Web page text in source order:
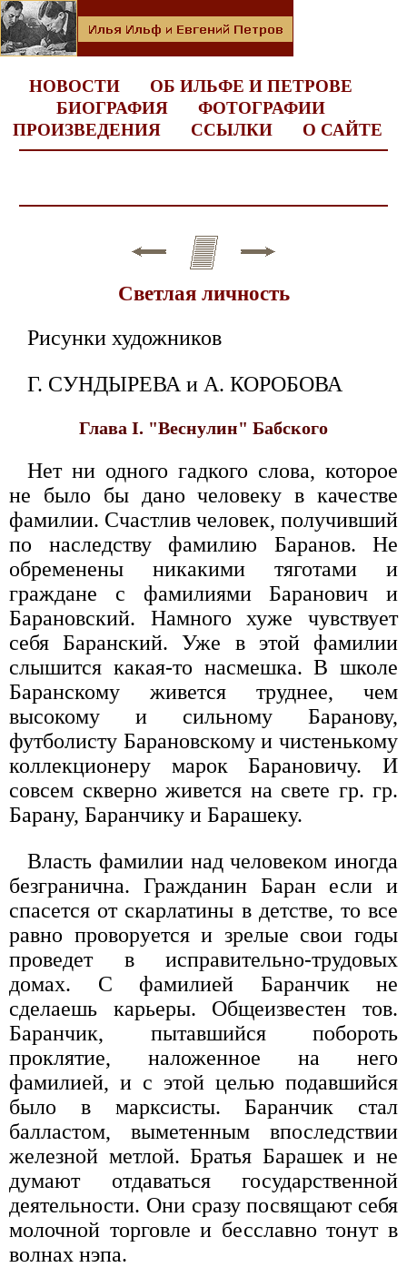
НОВОСТИ
ОБ ИЛЬФЕ И ПЕТРОВЕ
БИОГРАФИЯ
ФОТОГРАФИИ
ПРОИЗВЕДЕНИЯ
ССЫЛКИ О САЙТЕ
Светлая личность
Рисунки художников
Г. СУНДЫРЕВА и А. КОРОБОВА
Глава I. "Веснулин" Бабского
Нет ни одного гадкого слова, которое
не было бы дано человеку в качестве
фамилии. Счастлив человек, получивший
по наследству фамилию Баранов. Не
обременены никакими тяготами и
граждане с фамилиями Баранович и
Барановский. Намного хуже чувствует
себя Баранский. Уже в этой фамилии
слышится какая-то насмешка. В школе
Баранскому живется труднее, чем
высокому и сильному Баранову,
футболисту Барановскому и чистенькому
коллекционеру марок Барановичу. И
совсем скверно живется на свете гр. гр.
Барану, Баранчику и Барашеку.
Власть фамилии над человеком иногда
безгранична. Гражданин Баран если и
спасется от скарлатины в детстве, то все
равно проворуется и зрелые свои годы
проведет в исправительно-трудовых
домах. С фамилией Баранчик не
сделаешь карьеры. Общеизвестен тов.
Баранчик, пытавшийся побороть
проклятие, наложенное на него
фамилией, и с этой целью подавшийся
было в марксисты. Баранчик стал
балластом, выметенным впоследствии
железной метлой. Братья Барашек и не
думают отдаваться государственной
деятельности. Они сразу посвящают себя
молочной торговле и бесславно тонут в
волнах нэпа.